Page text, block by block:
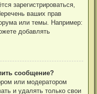
зарегистрироваться,
ваших прав
или темы. Например:
добавлять
сообщение?
или модератором
и удалять только свои